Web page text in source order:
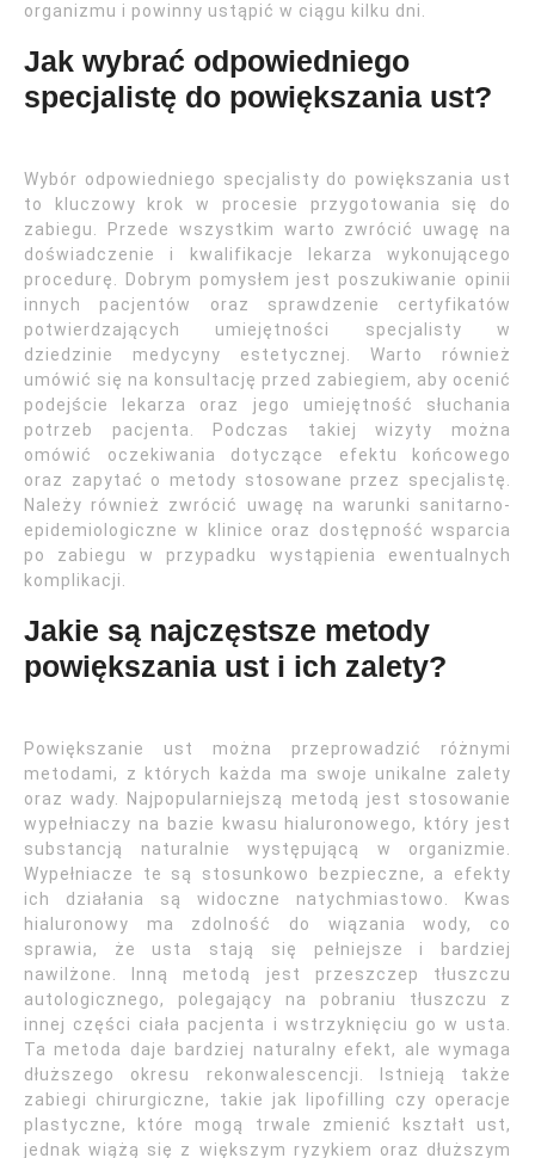
organizmu i powinny ustąpić w ciągu kilku dni.
Jak wybrać odpowiedniego
specjalistę do powiększania ust?
Wybór odpowiedniego specjalisty do powiększania ust
to kluczowy krok w procesie przygotowania się do
zabiegu. Przede wszystkim warto zwrócić uwagę na
doświadczenie i kwalifikacje lekarza wykonującego
procedurę. Dobrym pomysłem jest poszukiwanie opinii
innych pacjentów oraz sprawdzenie certyfikatów
potwierdzających umiejętności specjalisty w
dziedzinie medycyny estetycznej. Warto również
umówić się na konsultację przed zabiegiem, aby ocenić
podejście lekarza oraz jego umiejętność słuchania
potrzeb pacjenta. Podczas takiej wizyty można
omówić oczekiwania dotyczące efektu końcowego
oraz zapytać o metody stosowane przez specjalistę.
Należy również zwrócić uwagę na warunki sanitarno-
epidemiologiczne w klinice oraz dostępność wsparcia
po zabiegu w przypadku wystąpienia ewentualnych
komplikacji.
Jakie są najczęstsze metody
powiększania ust i ich zalety?
Powiększanie ust można przeprowadzić różnymi
metodami, z których każda ma swoje unikalne zalety
oraz wady. Najpopularniejszą metodą jest stosowanie
wypełniaczy na bazie kwasu hialuronowego, który jest
substancją naturalnie występującą w organizmie.
Wypełniacze te są stosunkowo bezpieczne, a efekty
ich działania są widoczne natychmiastowo. Kwas
hialuronowy ma zdolność do wiązania wody, co
sprawia, że usta stają się pełniejsze i bardziej
nawilżone. Inną metodą jest przeszczep tłuszczu
autologicznego, polegający na pobraniu tłuszczu z
innej części ciała pacjenta i wstrzyknięciu go w usta.
Ta metoda daje bardziej naturalny efekt, ale wymaga
dłuższego okresu rekonwalescencji. Istnieją także
zabiegi chirurgiczne, takie jak lipofilling czy operacje
plastyczne, które mogą trwale zmienić kształt ust,
jednak wiążą się z większym ryzykiem oraz dłuższym